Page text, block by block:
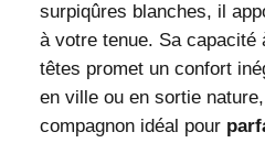
surpiqûres blanches, il
à votre tenue. Sa capacité
têtes promet un confort
en ville ou en sortie
compagnon idéal pour